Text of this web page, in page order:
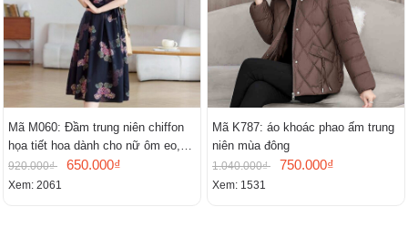
Mã M060: Đầm trung niên chiffon
họa tiết hoa dành cho nữ ôm eo,
cổ chữ V, đầm midi tay ngắn thanh
lịch.
920.000₫ 650.000₫
Xem: 2061
Mã K787: áo khoác phao ấm trung
niên mùa đông
1.040.000₫ 750.000₫
Xem: 1531